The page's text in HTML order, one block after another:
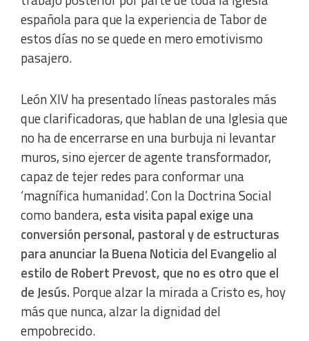
española para que la experiencia de Tabor de
estos días no se quede en mero emotivismo
pasajero.
León XIV ha presentado líneas pastorales más
que clarificadoras, que hablan de una Iglesia que
no ha de encerrarse en una burbuja ni levantar
muros, sino ejercer de agente transformador,
capaz de tejer redes para conformar una
‘magnífica humanidad’. Con la Doctrina Social
como bandera, esta visita papal exige una
conversión personal, pastoral y de estructuras
para anunciar la Buena Noticia del Evangelio al
estilo de Robert Prevost, que no es otro que el
de Jesús. Porque alzar la mirada a Cristo es, hoy
más que nunca, alzar la dignidad del
empobrecido.
Analytical
Functional
Advertising